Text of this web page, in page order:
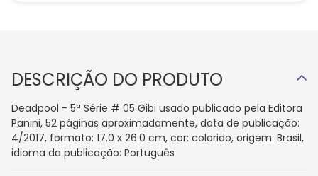
DESCRIÇÃO DO PRODUTO
Deadpool - 5ª Série # 05 Gibi usado publicado pela Editora
Panini, 52 páginas aproximadamente, data de publicação:
4/2017, formato: 17.0 x 26.0 cm, cor: colorido, origem: Brasil,
idioma da publicação: Português